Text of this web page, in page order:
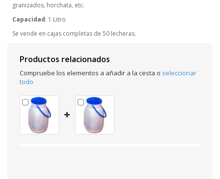
granizados, horchata, etc.
Capacidad: 1 Litro
Se vende en cajas completas de 50 lecheras.
Productos relacionados
Compruebe los elementos a añadir a la cesta o seleccionar
todo